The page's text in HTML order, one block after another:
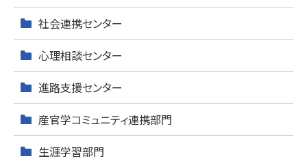
社会連携センター
心理相談センター
進路支援センター
産官学コミュニティ連携部門
生涯学習部門